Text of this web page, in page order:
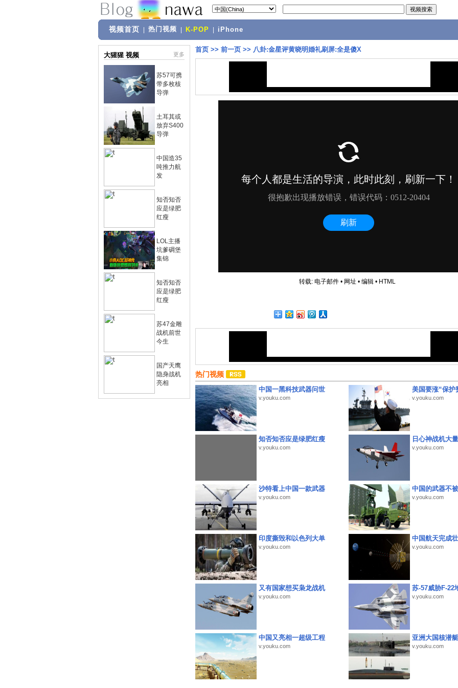
视频首页 热门视频 K-POP iPhone
大猩猩 视频 更多
苏57可携
带多枚核
导弹
土耳其或
放弃S400
导弹
中国造35
吨推力航
发
知否知否
应是绿肥
红瘦
LOL主播
坑爹碉堡
集锦
知否知否
应是绿肥
红瘦
苏47金雕
战机前世
今生
国产天鹰
隐身战机
亮相
首页 >> 前一页 >> 八卦:金星评黄晓明婚礼刷屏:全是傻X
转载: 电子邮件• 网址 • 编辑• HTML
热门视频
中国一黑科技武器问世
v.youku.com
美国要涨“保护
v.youku.com
知否知否应是绿肥红瘦
v.youku.com
日心神战机大
v.youku.com
沙特看上中国一款武器
v.youku.com
中国的武器不
v.youku.com
印度撕毁和以色列大单
v.youku.com
中国航天完成
v.youku.com
又有国家想买枭龙战机
v.youku.com
苏-57威胁F-22
v.youku.com
中国又亮相一超级工程
v.youku.com
亚洲大国核潜
v.youku.com